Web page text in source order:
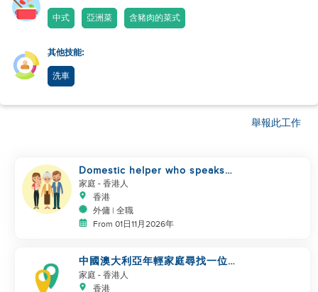
中式 亞洲菜 含豬肉的菜式
其他技能:
洗車
舉報此工作
Domestic helper who speaks
Cantonese and can take care of
家庭 - 香港人
香港
外傭 | 全職
From 01日11月2026年
中國澳大利亞年輕家庭尋找一位偉
大的阿姨
家庭 - 香港人
香港